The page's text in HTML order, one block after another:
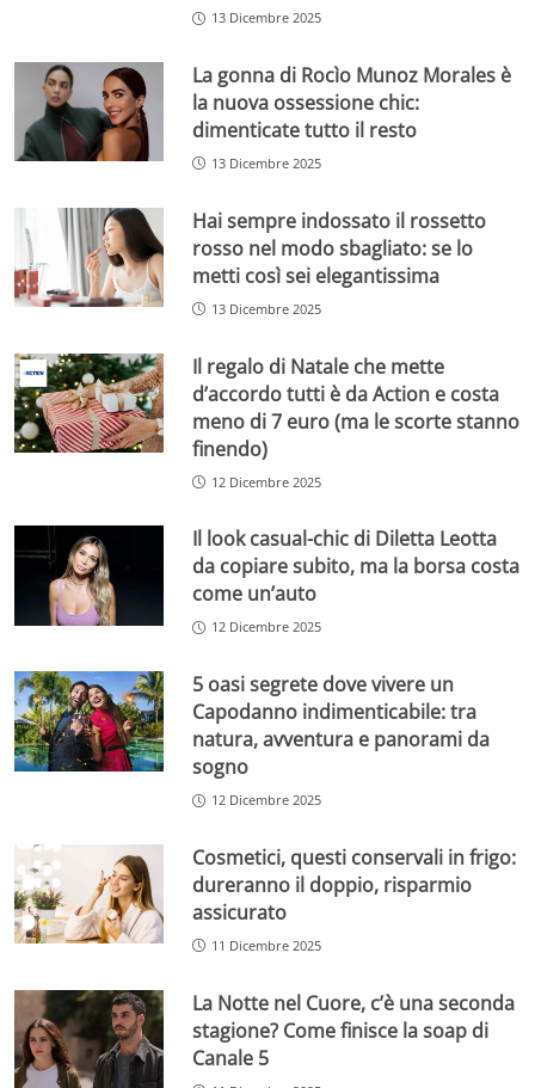
13 Dicembre 2025
La gonna di Rocìo Munoz Morales è
la nuova ossessione chic:
dimenticate tutto il resto
13 Dicembre 2025
Hai sempre indossato il rossetto
rosso nel modo sbagliato: se lo
metti così sei elegantissima
13 Dicembre 2025
Il regalo di Natale che mette
d’accordo tutti è da Action e costa
meno di 7 euro (ma le scorte stanno
finendo)
12 Dicembre 2025
Il look casual-chic di Diletta Leotta
da copiare subito, ma la borsa costa
come un’auto
12 Dicembre 2025
5 oasi segrete dove vivere un
Capodanno indimenticabile: tra
natura, avventura e panorami da
sogno
12 Dicembre 2025
Cosmetici, questi conservali in frigo:
dureranno il doppio, risparmio
assicurato
11 Dicembre 2025
La Notte nel Cuore, c’è una seconda
stagione? Come finisce la soap di
Canale 5